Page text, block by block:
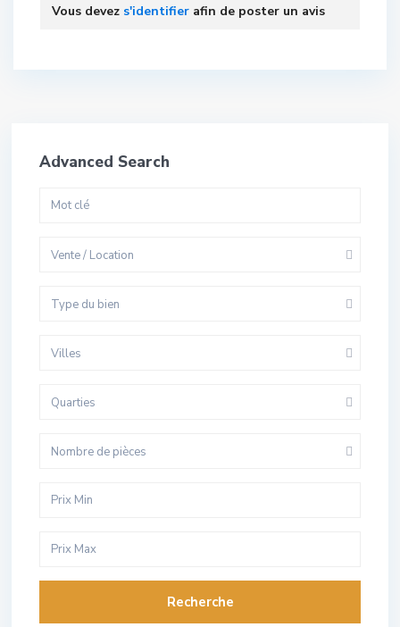
Vous devez s'identifier afin de poster un avis
Advanced Search
Vente / Location
Type du bien
Villes
Quarties
Nombre de pièces
Recherche